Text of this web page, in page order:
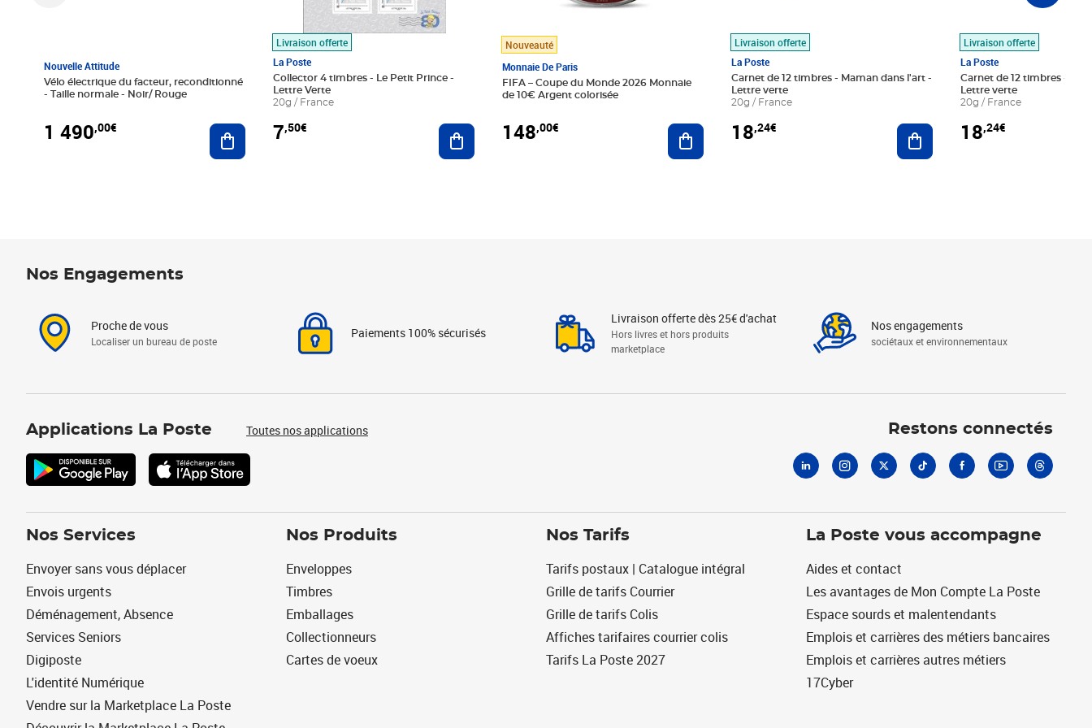
Nouvelle Attitude
Vélo électrique du facteur, reconditionné
- Taille normale - Noir/ Rouge
1 490,00€ Ajouter au panier
Livraison offerte
La Poste
Collector 4 timbres - Le Petit Prince -
Lettre Verte
20g / France
7,50€ Ajouter au panier
Nouveauté
Monnaie De Paris
FIFA – Coupe du Monde 2026 Monnaie
de 10€ Argent colorisée
148,00€ Ajouter au panier
Livraison offerte
La Poste
Carnet de 12 timbres - Maman dans l'art -
Lettre verte
20g / France
18,24€ Ajouter au panier
Livraison offerte
La Poste
Carnet de 12 timbres - Le
Lettre verte
20g / France
18,24€
Nos Engagements
Proche de vous
Localiser un bureau de poste
Paiements 100% sécurisés
Livraison offerte dès 25€ d'achat
Hors livres et hors produits
marketplace
Nos engagements
sociétaux et environnementaux
Applications La Poste Toutes nos applications Restons connectés
Nos Services
Envoyer sans vous déplacer
Envois urgents
Déménagement, Absence
Services Seniors
Digiposte
L'identité Numérique
Vendre sur la Marketplace La Poste
Nos Produits
Enveloppes
Timbres
Emballages
Collectionneurs
Cartes de voeux
Nos Tarifs
Tarifs postaux | Catalogue intégral
Grille de tarifs Courrier
Grille de tarifs Colis
Affiches tarifaires courrier colis
Tarifs La Poste 2027
La Poste vous accompagne
Aides et contact
Les avantages de Mon Compte La Poste
Espace sourds et malentendants
Emplois et carrières des métiers bancaires
Emplois et carrières autres métiers
17Cyber